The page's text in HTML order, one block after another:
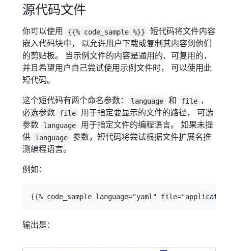
源代码文件
你可以使用 {{% code_sample %}}
短代码将文件内容
嵌入代码块中， 以允许用户下载或复制其内容到他们
的剪贴板。 当示例文件的内容是通用的、可复用的，
并且希望用户自己尝试使用示例文件时， 可以使用此
短代码。
这个短代码有两个命名参数：
language 和 file ，
必选参数
file
用于指定要显示的文件的路径， 可选
参数
language
用于指定文件的编程语言。 如果未提
供
language
参数，短代码将尝试根据文件扩展名推
测编程语言。
例如：
输出是：